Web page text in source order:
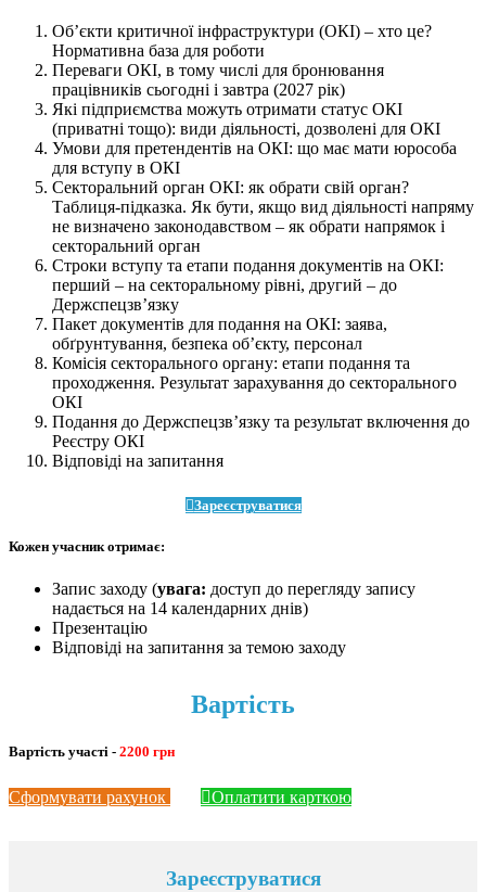
Об’єкти критичної інфраструктури (ОКІ) – хто це?
Нормативна база для роботи
Переваги ОКІ, в тому числі для бронювання
працівників сьогодні і завтра (2027 рік)
Які підприємства можуть отримати статус ОКІ
(приватні тощо): види діяльності, дозволені для ОКІ
Умови для претендентів на ОКІ: що має мати юрособа
для вступу в ОКІ
Секторальний орган ОКІ: як обрати свій орган?
Таблиця-підказка. Як бути, якщо вид діяльності напряму
не визначено законодавством – як обрати напрямок і
секторальний орган
Строки вступу та етапи подання документів на ОКІ:
перший – на секторальному рівні, другий – до
Держспецзв’язку
Пакет документів для подання на ОКІ: заява,
обґрунтування, безпека об’єкту, персонал
Комісія секторального органу: етапи подання та
проходження. Результат зарахування до секторального
ОКІ
Подання до Держспецзв’язку та результат включення до
Реєстру ОКІ
Відповіді на запитання
Зареєструватися
Кожен учасник отримає:
Запис заходу (увага: доступ до перегляду запису
надається на 14 календарних днів)
Презентацію
Відповіді на запитання за темою заходу
Вартість
Вартість участі - 2200 грн
Сформувати рахунок Оплатити карткою
Зареєструватися